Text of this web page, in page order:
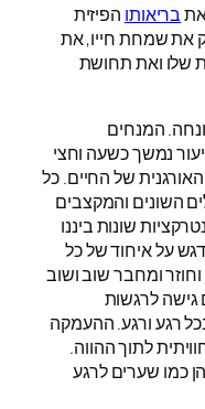
בריאותו הפיזית
את שמחת חייו, את
שלו ואת תחושת
המנחים
נמשך כשעה וחצי
של החיים. כל
השונים והמקצבים
שונות ביננו
על איחוד של כל
ומחבר שוב ושוב
גישה לרגשות
רגע ורגע. ההעמקה
לתוך ההווה.
כמו שערים לרגע